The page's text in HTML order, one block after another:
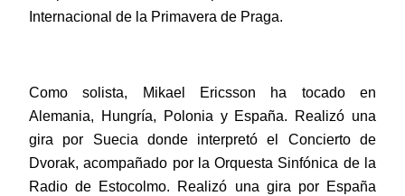
Internacional de la Primavera de Praga.
Como solista, Mikael Ericsson ha tocado en
Alemania, Hungría, Polonia y España. Realizó una
gira por Suecia donde interpretó el Concierto de
Dvorak, acompañado por la Orquesta Sinfónica de la
Radio de Estocolmo. Realizó una gira por España